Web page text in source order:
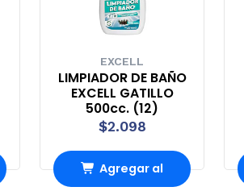
EXCELL
LIMPIADOR DE BAÑO
EXCELL GATILLO
500cc. (12)
$2.098
Agregar al